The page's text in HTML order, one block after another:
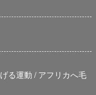
る運動
アフリカへ毛